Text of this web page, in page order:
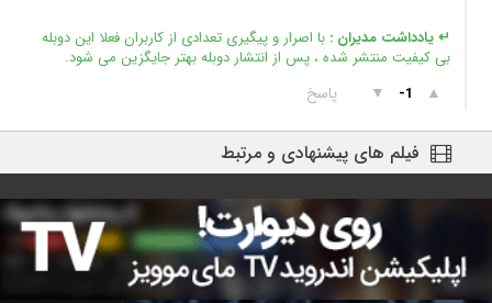
↵ یادداشت مدیران : با اصرار و ‌پیگیری تعدادی از کاربران فعلا این دوبله
بی کیفیت منتشر شده ، پس از انتشار دوبله بهتر جایگزین می شود.
▲
-1
▼ پاسخ
فیلم های پیشنهادی و مرتبط